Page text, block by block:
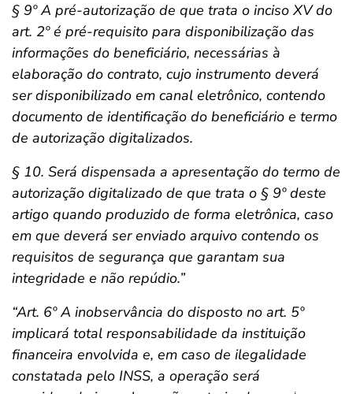
§ 9º A pré-autorização de que trata o inciso XV do
art. 2º é pré-requisito para disponibilização das
informações do beneficiário, necessárias à
elaboração do contrato, cujo instrumento deverá
ser disponibilizado em canal eletrônico, contendo
documento de identificação do beneficiário e termo
de autorização digitalizados.
§ 10. Será dispensada a apresentação do termo de
autorização digitalizado de que trata o § 9º deste
artigo quando produzido de forma eletrônica, caso
em que deverá ser enviado arquivo contendo os
requisitos de segurança que garantam sua
integridade e não repúdio.”
“Art. 6º A inobservância do disposto no art. 5º
implicará total responsabilidade da instituição
financeira envolvida e, em caso de ilegalidade
constatada pelo INSS, a operação será